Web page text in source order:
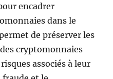
encadrer
dans le
de préserver les
cryptomonnaies
associés à leur